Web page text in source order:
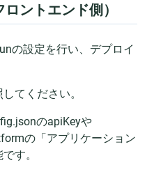
ントエンド側）
の設定を行い、デプロイ
てください。
のapiKeyや
の「アプリケーション
す。